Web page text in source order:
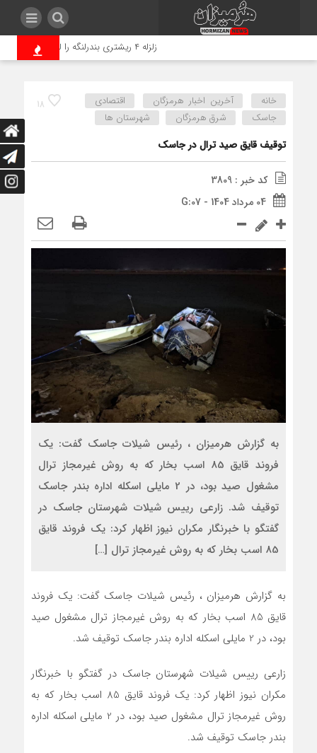
زلزله ۴ ریشتری بندرلنگه را لرزاند
18 خانه آخرین اخبار هرمزگان
اقتصادی
جاسک
شرق هرمزگان شهرستان ها
توقیف قایق صید ترال در جاسک
کد خبر : 3809
04 مرداد 1404 - G:07
به گزارش هرمیزان ، رئیس شیلات جاسک گفت: یک
فروند قایق 85 اسب بخار که به روش غیرمجاز ترال
مشغول صید بود، در 2 مایلی اسکله اداره بندر جاسک
توقیف شد. زارعی رییس شیلات شهرستان جاسک در
گفتگو با خبرنگار مکران نیوز اظهار کرد: یک فروند قایق
85 اسب بخار که به روش غیرمجاز ترال […]
به گزارش هرمیزان ، رئیس شیلات جاسک گفت: یک فروند
قایق 85 اسب بخار که به روش غیرمجاز ترال مشغول صید
بود، در 2 مایلی اسکله اداره بندر جاسک توقیف شد.
زارعی رییس شیلات شهرستان جاسک در گفتگو با خبرنگار
مکران نیوز اظهار کرد: یک فروند قایق 85 اسب بخار که به
روش غیرمجاز ترال مشغول صید بود، در 2 مایلی اسکله اداره
بندر جاسک توقیف شد.